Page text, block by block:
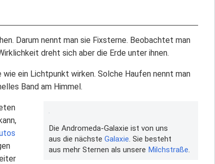
Darum nennt man sie Fixsterne. Beobachtet man
dreht sich aber die Erde unter ihnen.
ein Lichtpunkt wirken. Solche Haufen nennt man
Band am Himmel.
Die Andromeda-Galaxie ist von uns
aus die nächste Galaxie . Sie besteht
aus mehr Sternen als unsere Milchstraße